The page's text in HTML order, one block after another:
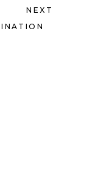
NEXT